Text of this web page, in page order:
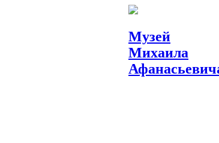
Музей
Михаила